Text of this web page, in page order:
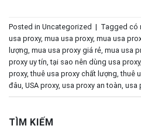
Posted in Uncategorized | Tagged có
usa proxy, mua usa proxy, mua usa
lượng, mua usa proxy giá rẻ, mua usa
proxy uy tín,tại sao nên dùng usa proxy
proxy,thuê usa proxy chất lượng,thuê
đâu, USA proxy, usa proxy an toàn, usa
TÌM KIẾM